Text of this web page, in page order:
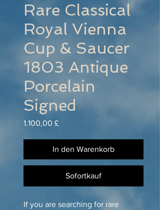
Rare Classical
Royal Vienna
Cup & Saucer
1803 Antique
Porcelain
Signed
1.100,00 £Preis
In den Warenkorb
Sofortkauf
If you are searching for rare